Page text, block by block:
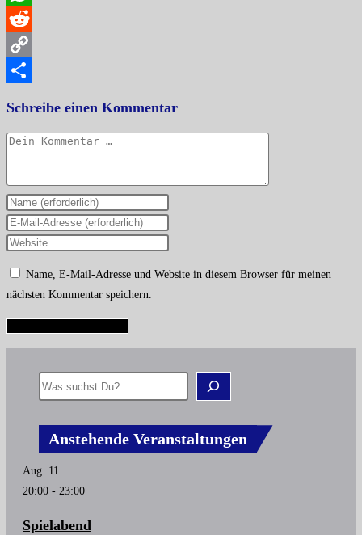
WhatsApp
Reddit
Copy
Schreibe einen Kommentar
Name, E-Mail-Adresse und Website in diesem Browser für meinen
nächsten Kommentar speichern.
Anstehende Veranstaltungen
Aug. 11
20:00 - 23:00
Spielabend